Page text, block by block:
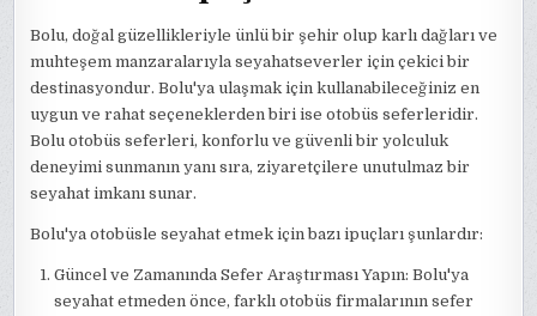
Bolu, doğal güzellikleriyle ünlü bir şehir olup karlı dağları ve
muhteşem manzaralarıyla seyahatseverler için çekici bir
destinasyondur. Bolu'ya ulaşmak için kullanabileceğiniz en
uygun ve rahat seçeneklerden biri ise otobüs seferleridir.
Bolu otobüs seferleri, konforlu ve güvenli bir yolculuk
deneyimi sunmanın yanı sıra, ziyaretçilere unutulmaz bir
seyahat imkanı sunar.
Bolu'ya otobüsle seyahat etmek için bazı ipuçları şunlardır:
Güncel ve Zamanında Sefer Araştırması Yapın: Bolu'ya
seyahat etmeden önce, farklı otobüs firmalarının sefer